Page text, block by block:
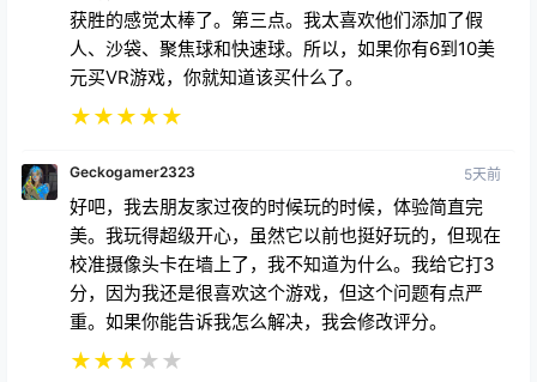
获胜的感觉太棒了。第三点。我太喜欢他们添加了假
人、沙袋、聚焦球和快速球。所以，如果你有6到10美
元买VR游戏，你就知道该买什么了。
★★★★★
Geckogamer2323 5天前
好吧，我去朋友家过夜的时候玩的时候，体验简直完
美。我玩得超级开心，虽然它以前也挺好玩的，但现在
校准摄像头卡在墙上了，我不知道为什么。我给它打3
分，因为我还是很喜欢这个游戏，但这个问题有点严
重。如果你能告诉我怎么解决，我会修改评分。
★★★★ ★